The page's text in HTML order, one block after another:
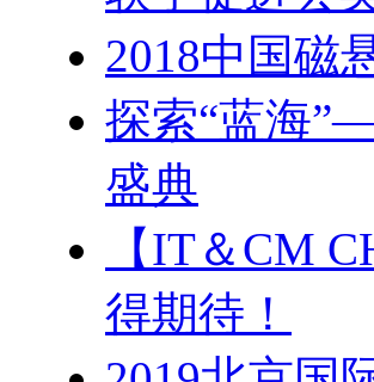
2018中国磁
探索“蓝海
盛典
【IT＆CM
得期待！